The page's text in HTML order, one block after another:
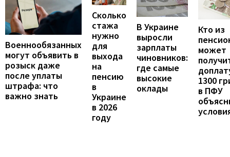
Военнообязанных
могут объявить в
розыск даже
после уплаты
штрафа: что
важно знать
Сколько
стажа
нужно
для
выхода
на
пенсию
в
Украине
в 2026
году
В Украине
выросли
зарплаты
чиновников:
где самые
высокие
оклады
Кто из
может
1300
в ПФУ